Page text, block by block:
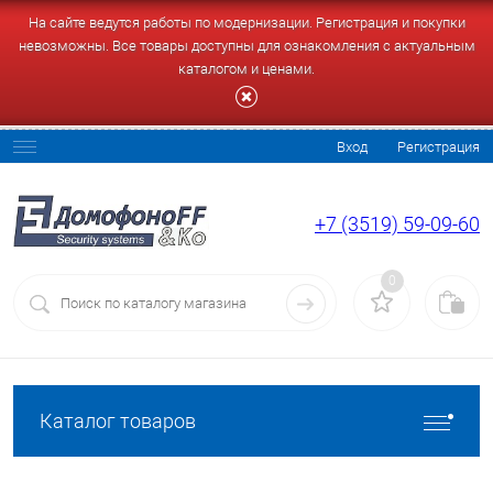
На сайте ведутся работы по модернизации. Регистрация и покупки
невозможны. Все товары доступны для ознакомления с актуальным
каталогом и ценами.
Вход Регистрация
+7 (3519) 59-09-60
0
Каталог товаров